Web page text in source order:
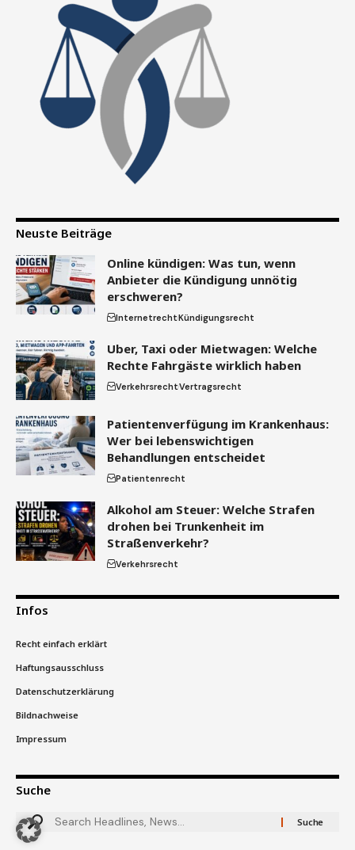
Neuste Beiträge
Online kündigen: Was tun, wenn
Anbieter die Kündigung unnötig
erschweren?
InternetrechtKündigungsrecht
Uber, Taxi oder Mietwagen: Welche
Rechte Fahrgäste wirklich haben
VerkehrsrechtVertragsrecht
Patientenverfügung im Krankenhaus:
Wer bei lebenswichtigen
Behandlungen entscheidet
Patientenrecht
Alkohol am Steuer: Welche Strafen
drohen bei Trunkenheit im
Straßenverkehr?
Verkehrsrecht
Infos
Recht einfach erklärt
Haftungsausschluss
Datenschutzerklärung
Bildnachweise
Impressum
Suche